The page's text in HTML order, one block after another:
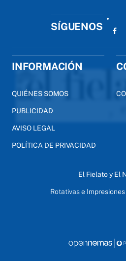
SÍGUENOS
INFORMACIÓN
QUIÉNES SOMOS
PUBLICIDAD
AVISO LEGAL
POLÍTICA DE PRIVACIDAD
El Fielato y El
Rotativas e Impresiones